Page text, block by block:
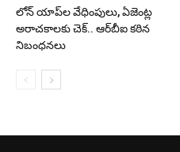
లోన్ యాప్‌ల వేధింపులు, ఏజెంట్ల
అరాచకాలకు చెక్.. ఆర్‌బీఐ కఠిన
నిబంధనలు